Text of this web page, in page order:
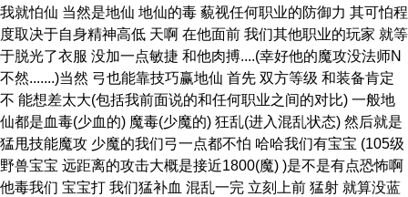
我就怕仙 当然是地仙 地仙的毒 藐视任何职业的防御力 其可怕程
度取决于自身精神高低 天啊 在他面前 我们其他职业的玩家 就等
于脱光了衣服 没加一点敏捷 和他肉搏....(幸好他的魔攻没法师N
不然.......)当然 弓也能靠技巧赢地仙 首先 双方等级 和装备肯定
不 能想差太大(包括我前面说的和任何职业之间的对比) 一般地
仙都是血毒(少血的) 魔毒(少魔的) 狂乱(进入混乱状态) 然后就是
猛甩技能魔攻 少魔的我们弓一点都不怕 哈哈我们有宝宝 (105级
野兽宝宝 远距离的攻击大概是接近1800(魔) )是不是有点恐怖啊
他毒我们 宝宝打 我们猛补血 混乱一完 立刻上前 猛射 就算没蓝